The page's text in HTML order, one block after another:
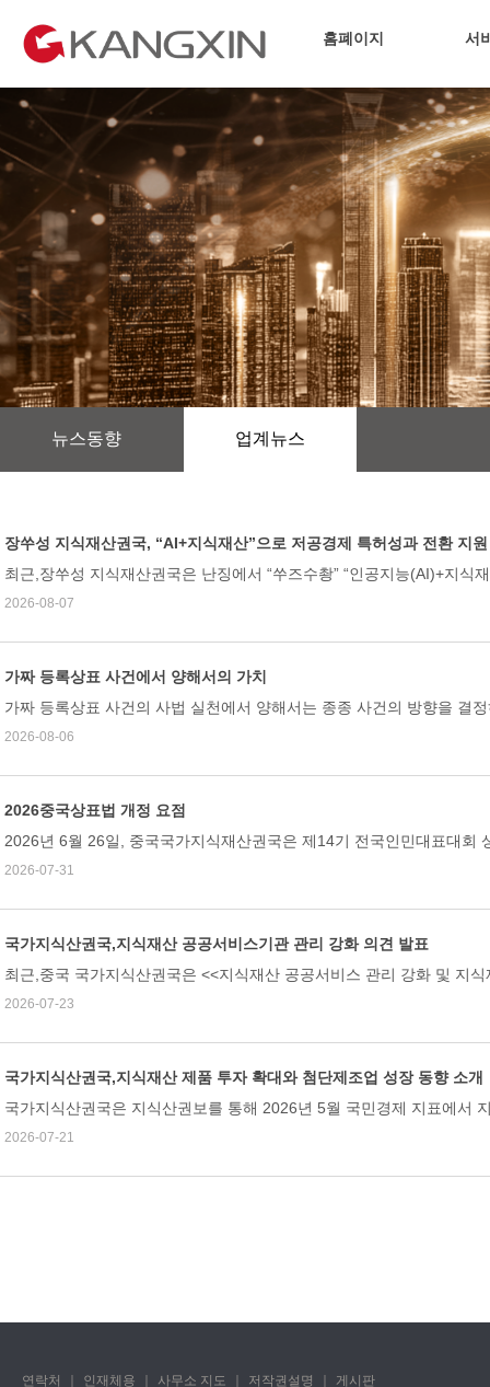
홈폐이지 서
뉴스동향 업계뉴스
장쑤성 지식재산권국, “AI+지식재산”으로 저공경제 특허성과 전환 지원
최근,장쑤성 지식재산권국은 난징에서 “쑤즈수촹” “인공지능(AI)+지식
2026-08-07
가짜 등록상표 사건에서 양해서의 가치
가짜 등록상표 사건의 사법 실천에서 양해서는 종종 사건의 방향을 결
2026-08-06
2026중국상표법 개정 요점
2026년 6월 26일, 중국국가지식재산권​국은 제14기 전국인민대표대회
2026-07-31
국가지식산권국,지식재산 공공서비스기관 관리 강화 의견 발표
최근,중국 국가지식산권국은 <<지식재산 공공서비스 관리 강화 및 지
2026-07-23
국가지식산권국,지식재산 제품 투자 확대와 첨단제조업 성장 동향 소개
국가지식산권국은 지식산권보를 통해 2026년 5월 국민경제 지표에서
2026-07-21
연락처 인재체용 사무소 지도 저작권설명 게시판